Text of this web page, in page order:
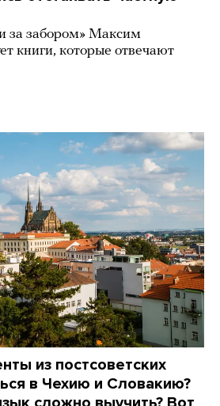
за забором» Максим
книги, которые отвечают
из постсоветских
в Чехию и Словакию?